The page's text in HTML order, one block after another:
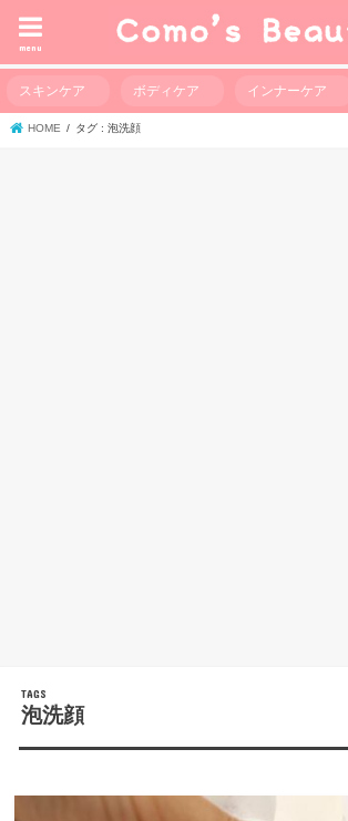
menu
スキンケア ボディケア インナーケア
HOME タグ : 泡洗顔
泡洗顔